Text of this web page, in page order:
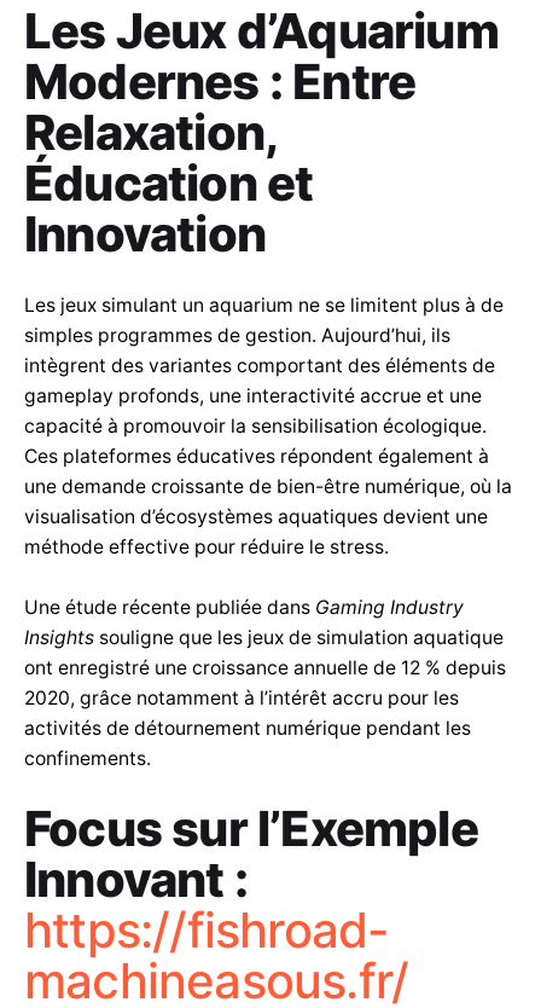
Les Jeux d’Aquarium
Modernes : Entre
Relaxation,
Éducation et
Innovation
Les jeux simulant un aquarium ne se limitent plus à de
simples programmes de gestion. Aujourd’hui, ils
intègrent des variantes comportant des éléments de
gameplay profonds, une interactivité accrue et une
capacité à promouvoir la sensibilisation écologique.
Ces plateformes éducatives répondent également à
une demande croissante de bien-être numérique, où la
visualisation d’écosystèmes aquatiques devient une
méthode effective pour réduire le stress.
Une étude récente publiée dans Gaming Industry
Insights souligne que les jeux de simulation aquatique
ont enregistré une croissance annuelle de 12 % depuis
2020, grâce notamment à l’intérêt accru pour les
activités de détournement numérique pendant les
confinements.
Focus sur l’Exemple
Innovant :
https://fishroad-
machineasous.fr/